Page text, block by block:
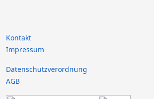
Kontakt
Impressum
Datenschutzverordnung
AGB